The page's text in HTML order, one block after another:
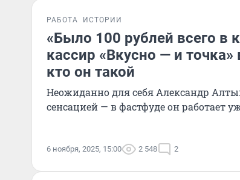
РАБОТА ИСТОРИИ
«Было 100 рублей всего в
кассир «Вкусно — и
кто он такой
Неожиданно для себя Александр
сенсацией — в фастфуде он работает
6 ноября, 2025, 15:00 2 548 2